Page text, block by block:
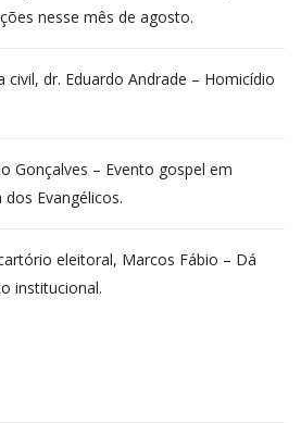
nesse mês de agosto.
civil, dr. Eduardo Andrade – Homicídio
Gonçalves – Evento gospel em
Evangélicos.
eleitoral, Marcos Fábio – Dá
institucional.